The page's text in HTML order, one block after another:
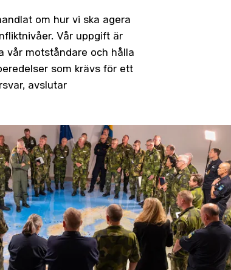
om hur vi ska agera
Vår uppgift är
vår motståndare och hålla
som krävs för ett
avslutar